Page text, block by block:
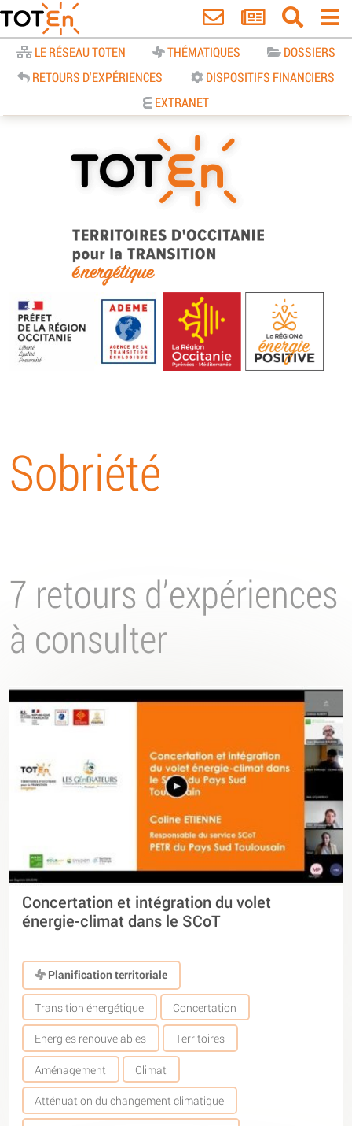
LE RÉSEAU TOTEN THÉMATIQUES
DOSSIERS
RETOURS D'EXPÉRIENCES
DISPOSITIFS FINANCIERS
EXTRANET
TOTEn Occitanie | Territoires
d’Occitanie pour la Transition
Energétique
Sobriété
7 retours d’expériences
à consulter
Concertation et intégration du volet
énergie-climat dans le SCoT
Planification territoriale
Transition énergétique Concertation
Energies renouvelables Territoires
Aménagement Climat
Atténuation du changement climatique